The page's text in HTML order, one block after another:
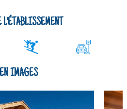
L'ÉTABLISSEMENT
EN IMAGES